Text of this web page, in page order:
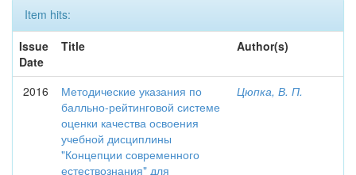
Item hits:
Issue
Date
Title Author(s)
2016
Методические указания по
балльно-рейтинговой системе
оценки качества освоения
учебной дисциплины
"Концепции современного
естествознания" для
Цюпка, В. П.